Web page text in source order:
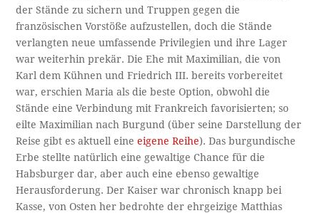
der Stände zu sichern und Truppen gegen die
französischen Vorstöße aufzustellen, doch die Stände
verlangten neue umfassende Privilegien und ihre Lager
war weiterhin prekär. Die Ehe mit Maximilian, die von
Karl dem Kühnen und Friedrich III. bereits vorbereitet
war, erschien Maria als die beste Option, obwohl die
Stände eine Verbindung mit Frankreich favorisierten; so
eilte Maximilian nach Burgund (über seine Darstellung der
Reise gibt es aktuell eineeigene Reihe). Das burgundische
Erbe stellte natürlich eine gewaltige Chance für die
Habsburger dar, aber auch eine ebenso gewaltige
Herausforderung. Der Kaiser war chronisch knapp bei
Kasse, von Osten her bedrohte der ehrgeizige Matthias